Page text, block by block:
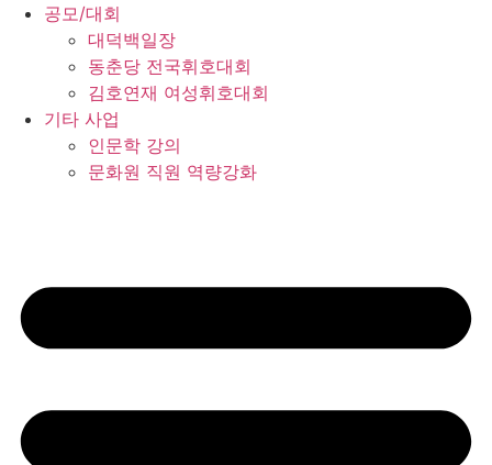
공모/대회
대덕백일장
동춘당 전국휘호대회
김호연재 여성휘호대회
기타 사업
인문학 강의
문화원 직원 역량강화